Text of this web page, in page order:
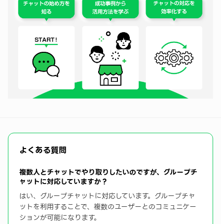
よくある質問
複数人とチャットでやり取りしたいのですが、グループチ
ャットに対応していますか？
はい、グループチャットに対応しています。グループチャ
ットを利用することで、複数のユーザーとのコミュニケー
ションが可能になります。